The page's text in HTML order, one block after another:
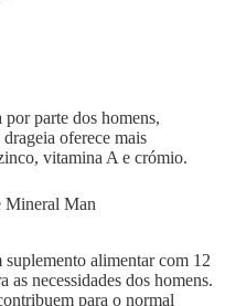
parte dos homens,
oferece mais
vitamina A e crómio.
alimentar com 12
necessidades dos homens.
para o normal